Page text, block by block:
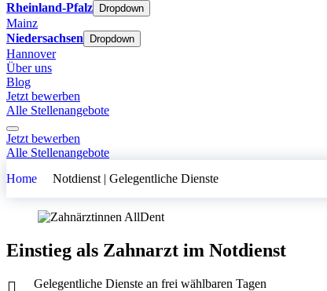
Rheinland-Pfalz
Dropdown
Mainz
Niedersachsen
Dropdown
Hannover
Über uns
Blog
Jetzt bewerben
Alle Stellenangebote
Jetzt bewerben
Alle Stellenangebote
Home
Notdienst | Gelegentliche Dienste
Einstieg als Zahnarzt im Notdienst
Gelegentliche Dienste an frei wählbaren Tagen